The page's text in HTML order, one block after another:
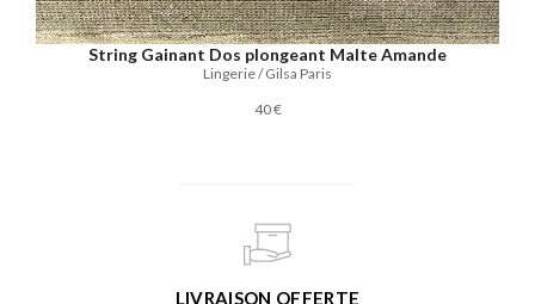
String Gainant Dos plongeant Malte Amande
Lingerie / Gilsa Paris
40 €
LIVRAISON OFFERTE